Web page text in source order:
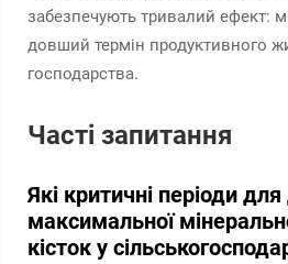
забезпечують тривалий ефект:
довший термін продуктивного
господарства.
Часті запитання
Які критичні періоди
максимальної
кісток у